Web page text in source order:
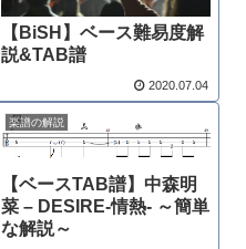
【BiSH】ベース難易度解
説&TAB譜
2020.07.04
楽譜の解説
【ベースTAB譜】中森明
菜 – DESIRE-情熱- ～簡単
な解説～